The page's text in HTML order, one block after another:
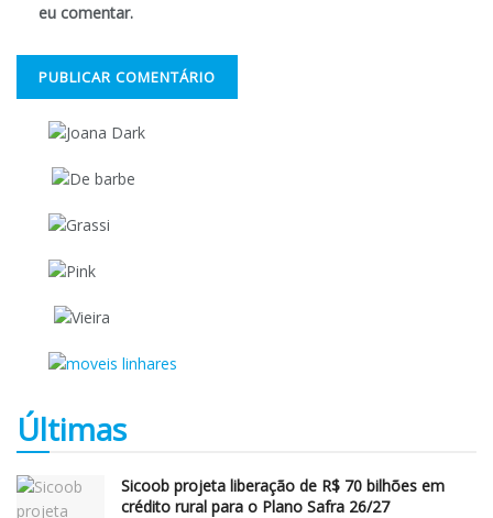
eu comentar.
Últimas
Sicoob projeta liberação de R$ 70 bilhões em
crédito rural para o Plano Safra 26/27